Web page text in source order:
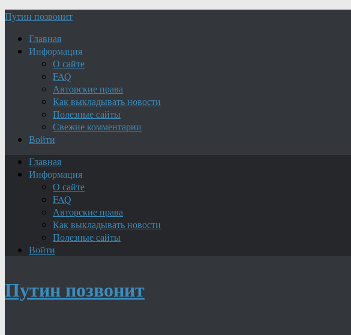
Путин позвонит
Главная
Информация
О сайте
FAQ
Авторские права
Как выкладывать новости
Полезные сайты
Свежие комментарии
Войти
Главная
Информация
О сайте
FAQ
Авторские права
Как выкладывать новости
Полезные сайты
Войти
Путин позвонит